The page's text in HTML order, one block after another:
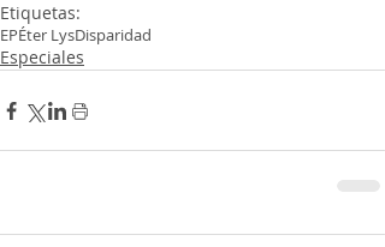
Etiquetas:
EPÉter LysDisparidad
Especiales